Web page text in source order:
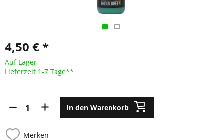
4,50 € *
Auf Lager
Lieferzeit 1-7 Tage**
In den Warenkorb
Merken